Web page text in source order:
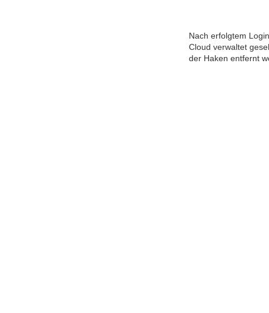
Nach erfolgtem
Cloud verwaltet
der Haken entfernt